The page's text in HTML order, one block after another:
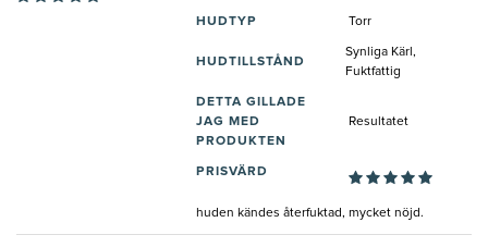
HUDTYP Torr
HUDTILLSTÅND
Synliga Kärl,
Fuktfattig
DETTA GILLADE
JAG MED
PRODUKTEN
Resultatet
PRISVÄRD
huden kändes återfuktad, mycket nöjd.